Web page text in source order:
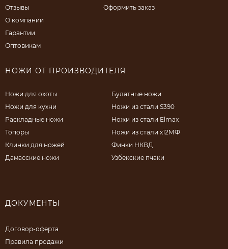
Отзывы
О компании
Гарантии
Оптовикам
Оформить заказ
НОЖИ ОТ ПРОИЗВОДИТЕЛЯ
Ножи для охоты
Ножи для кухни
Раскладные ножи
Топоры
Клинки для ножей
Дамасские ножи
Булатные ножи
Ножи из стали S390
Ножи из стали Elmax
Ножи из стали х12МФ
Финки НКВД
Узбекские пчаки
ДОКУМЕНТЫ
Договор-оферта
Правила продажи